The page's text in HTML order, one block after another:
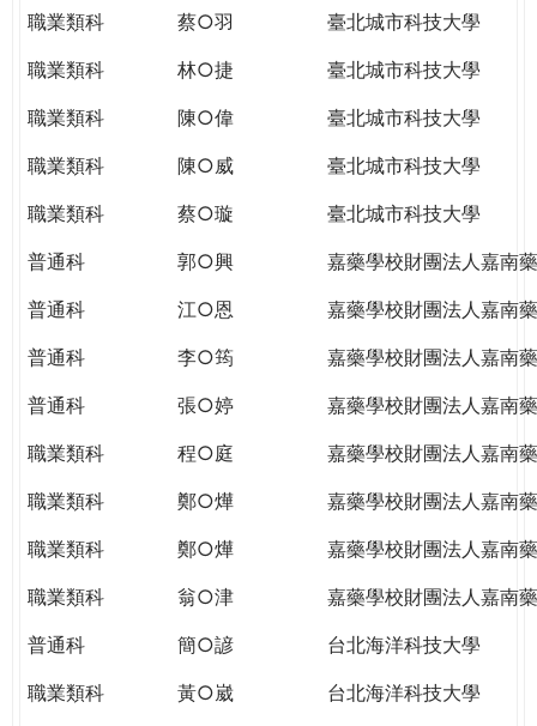
職業類科
蔡○羽
臺北城市科技大學
職業類科
林○捷
臺北城市科技大學
職業類科
陳○偉
臺北城市科技大學
職業類科
陳○威
臺北城市科技大學
職業類科
蔡○璇
臺北城市科技大學
普通科
郭○興
嘉藥學校財團法人嘉南
普通科
江○恩
嘉藥學校財團法人嘉南
普通科
李○筠
嘉藥學校財團法人嘉南
普通科
張○婷
嘉藥學校財團法人嘉南
職業類科
程○庭
嘉藥學校財團法人嘉南
職業類科
鄭○燁
嘉藥學校財團法人嘉南
職業類科
鄭○燁
嘉藥學校財團法人嘉南
職業類科
翁○津
嘉藥學校財團法人嘉南
普通科
簡○諺
台北海洋科技大學
職業類科
黃○崴
台北海洋科技大學